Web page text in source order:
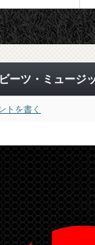
ツ・ミュージ
トを書く